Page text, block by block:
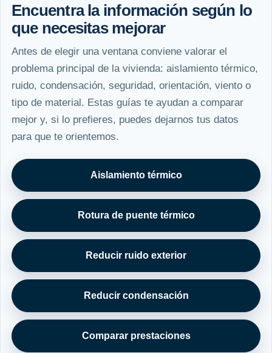
Encuentra la información según lo
que necesitas mejorar
Antes de elegir una ventana conviene valorar el
problema principal de la vivienda: aislamiento térmico,
ruido, condensación, seguridad, orientación, viento o
tipo de material. Estas guías te ayudan a comparar
mejor y, si lo prefieres, puedes dejarnos tus datos
para que te orientemos.
Aislamiento térmico
Rotura de puente térmico
Reducir ruido exterior
Reducir condensación
Comparar prestaciones